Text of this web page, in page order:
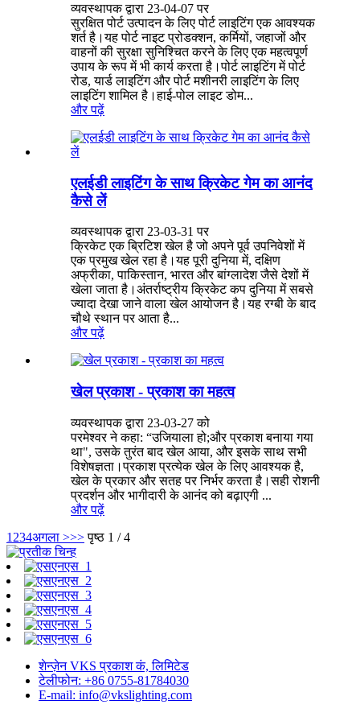
व्यवस्थापक द्वारा 23-04-07 पर
सुरक्षित पोर्ट उत्पादन के लिए पोर्ट लाइटिंग एक आवश्यक
शर्त है।यह पोर्ट नाइट प्रोडक्शन, कर्मियों, जहाजों और
वाहनों की सुरक्षा सुनिश्चित करने के लिए एक महत्वपूर्ण
उपाय के रूप में भी कार्य करता है।पोर्ट लाइटिंग में पोर्ट
रोड, यार्ड लाइटिंग और पोर्ट मशीनरी लाइटिंग के लिए
लाइटिंग शामिल है।हाई-पोल लाइट डोम...
और पढ़ें
एलईडी लाइटिंग के साथ क्रिकेट गेम का आनंद
कैसे लें
व्यवस्थापक द्वारा 23-03-31 पर
क्रिकेट एक ब्रिटिश खेल है जो अपने पूर्व उपनिवेशों में
एक प्रमुख खेल रहा है।यह पूरी दुनिया में, दक्षिण
अफ्रीका, पाकिस्तान, भारत और बांग्लादेश जैसे देशों में
खेला जाता है।अंतर्राष्ट्रीय क्रिकेट कप दुनिया में सबसे
ज्यादा देखा जाने वाला खेल आयोजन है।यह रग्बी के बाद
चौथे स्थान पर आता है...
और पढ़ें
खेल प्रकाश - प्रकाश का महत्व
व्यवस्थापक द्वारा 23-03-27 को
परमेश्वर ने कहा: “उजियाला हो;और प्रकाश बनाया गया
था", उसके तुरंत बाद खेल आया, और इसके साथ सभी
विशेषज्ञता।प्रकाश प्रत्येक खेल के लिए आवश्यक है,
खेल के प्रकार और सतह पर निर्भर करता है।सही रोशनी
प्रदर्शन और भागीदारी के आनंद को बढ़ाएगी ...
और पढ़ें
1 234अगला >>> पृष्ठ 1 / 4
शेन्ज़ेन VKS प्रकाश कं, लिमिटेड
टेलीफोन: +86 0755-81784030
E-mail: info@vkslighting.com